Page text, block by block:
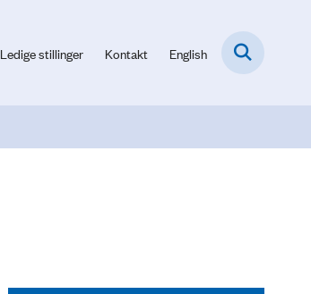
Ledige stillinger Kontakt English